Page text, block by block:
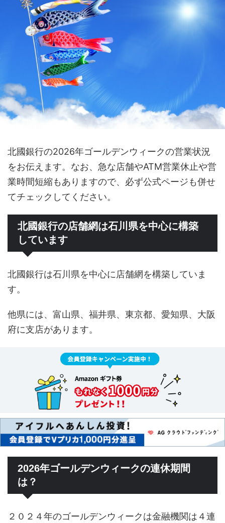
北國銀行の2026年ゴールデンウィークの営業状況
をお伝えます。なお、急な店舗やATM営業休止や営
業時間短縮もありますので、必ず公式ページも併せ
てチェックしてください。
北國銀行の店舗網は石川県を中心に構築
しています
北國銀行は石川県を中心に店舗網を構築していま
す。
他県には、富山県、福井県、東京都、愛知県、大阪
府に支店があります。
2026年ゴールデンウィークの連休期間
は？
２０２４年のゴールデンウィークは金融機関は４連